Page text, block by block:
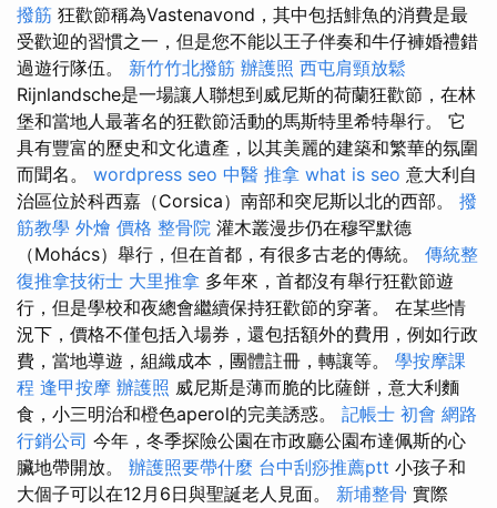
撥筋 狂歡節稱為Vastenavond，其中包括鯡魚的消費是最
受歡迎的習慣之一，但是您不能以王子伴奏和牛仔褲婚禮錯
過遊行隊伍。 新竹竹北撥筋 辦護照 西屯肩頸放鬆
Rijnlandsche是一場讓人聯想到威尼斯的荷蘭狂歡節，在林
堡和當地人最著名的狂歡節活動的馬斯特里希特舉行。 它
具有豐富的歷史和文化遺產，以其美麗的建築和繁華的氛圍
而聞名。 wordpress seo 中醫 推拿 what is seo 意大利自
治區位於科西嘉（Corsica）南部和突尼斯以北的西部。 撥
筋教學 外燴 價格 整骨院 灌木叢漫步仍在穆罕默德
（Mohács）舉行，但在首都，有很多古老的傳統。 傳統整
復推拿技術士 大里推拿 多年來，首都沒有舉行狂歡節遊
行，但是學校和夜總會繼續保持狂歡節的穿著。 在某些情
況下，價格不僅包括入場券，還包括額外的費用，例如行政
費，當地導遊，組織成本，團體註冊，轉讓等。 學按摩課
程 逢甲按摩 辦護照 威尼斯是薄而脆的比薩餅，意大利麵
食，小三明治和橙色aperol的完美誘惑。 記帳士 初會 網路
行銷公司 今年，冬季探險公園在市政廳公園布達佩斯的心
臟地帶開放。 辦護照要帶什麼 台中刮痧推薦ptt 小孩子和
大個子可以在12月6日與聖誕老人見面。 新埔整骨 實際